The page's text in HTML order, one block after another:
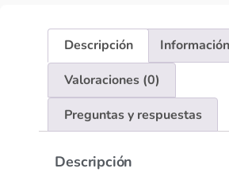
Descripción
Valoraciones (0)
Preguntas y respuestas
Descripción